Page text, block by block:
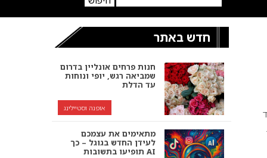
חדש באתר
חנות פרחים אונליין בדרום
שמביאה רגש, יופי ונוחות
עד הדלת
אופנה וסטיילינג
מתאימים את עצמכם
לעידן החדש בגוגל – כך
תופיעו בתשובות AI